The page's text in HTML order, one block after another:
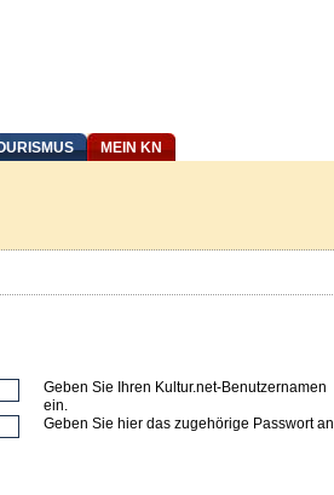
MEIN KN
Geben Sie Ihren Kultur.net-Benutzernamen
ein.
Geben Sie hier das zugehörige Passwort an.